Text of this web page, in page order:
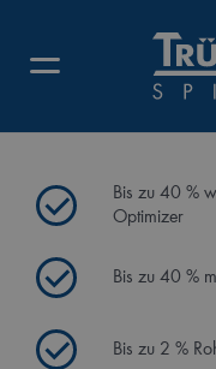
Bis zu 40 %
Optimizer
Bis zu 40 %
Bis zu 2 %